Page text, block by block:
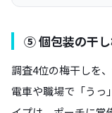
⑤ 個包装の干
調査4位の梅干しを
電車や職場で「うっ